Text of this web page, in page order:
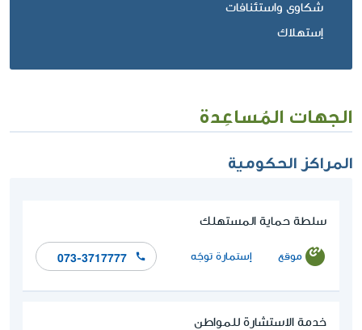
شكاوى واستئنافات
إستهلاك
الجهات المُساعِدة
المراكز الحكومية
سلطة حماية المستهلك
موقع إستمارة توجّه 073-3717777
خدمة الاستشارة للمواطن